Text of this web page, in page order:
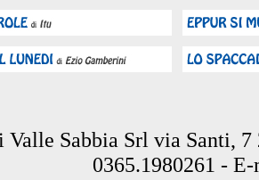
Sabbia Srl via Santi, 7
0365.1980261 -